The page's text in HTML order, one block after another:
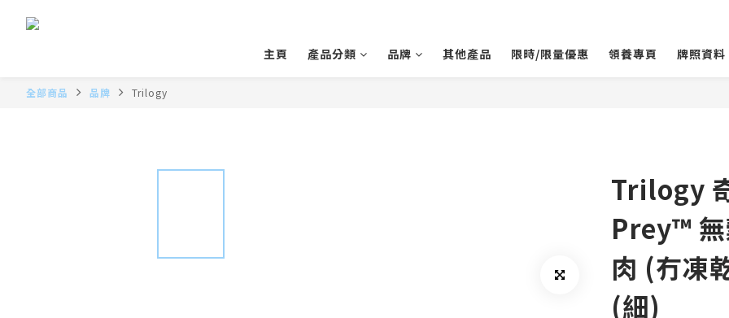
主頁 產品分類 品牌 其他產品 限時/限量優惠 領養專頁 牌照資料
全部商品 品牌 Trilogy
Trilogy
Prey™
肉 (冇凍
(細)